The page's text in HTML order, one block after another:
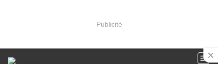
Publicité